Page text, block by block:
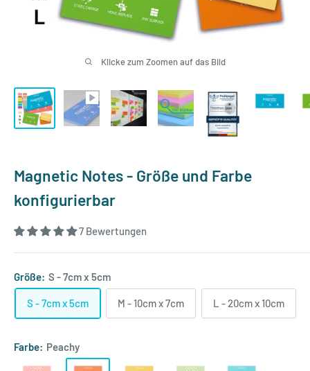
Klicke zum Zoomen auf das Bild
Magnetic Notes - Größe und Farbe
konfigurierbar
7 Bewertungen
Größe: S - 7cm x 5cm
S - 7cm x 5cm M - 10cm x 7cm L - 20cm x 10cm
Farbe: Peachy